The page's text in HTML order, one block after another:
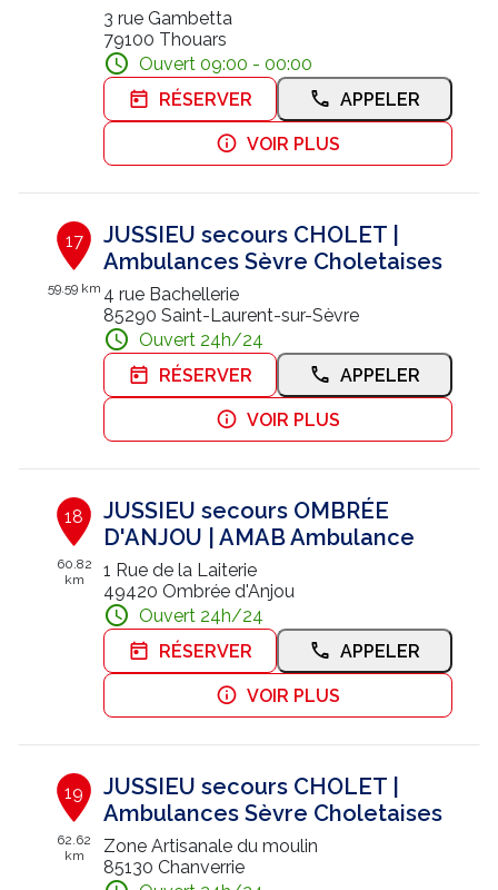
3 rue Gambetta
79100 Thouars
Ouvert 09:00 - 00:00
RÉSERVER
APPELER
VOIR PLUS
17
59.59 km
JUSSIEU secours CHOLET |
Ambulances Sèvre Choletaises
4 rue Bachellerie
85290 Saint-Laurent-sur-Sèvre
Ouvert 24h/24
RÉSERVER
APPELER
VOIR PLUS
18
60.82
km
JUSSIEU secours OMBRÉE
D'ANJOU | AMAB Ambulance
1 Rue de la Laiterie
49420 Ombrée d'Anjou
Ouvert 24h/24
RÉSERVER
APPELER
VOIR PLUS
19
62.62
km
JUSSIEU secours CHOLET |
Ambulances Sèvre Choletaises
Zone Artisanale du moulin
85130 Chanverrie